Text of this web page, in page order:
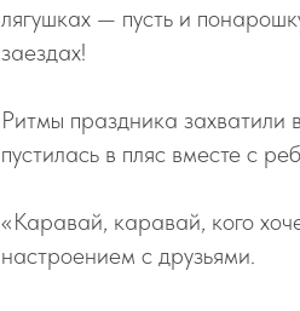
лягушках — пусть и
заездах!
Ритмы праздника
пустилась в пляс вместе с
«Каравай, каравай, кого
настроением с друзьями.